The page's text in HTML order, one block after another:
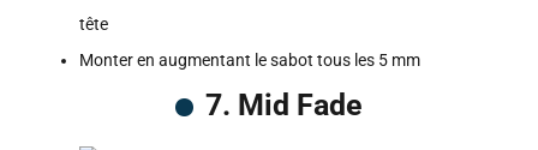
tête
Monter en augmentant le sabot tous les 5 mm
7. Mid Fade